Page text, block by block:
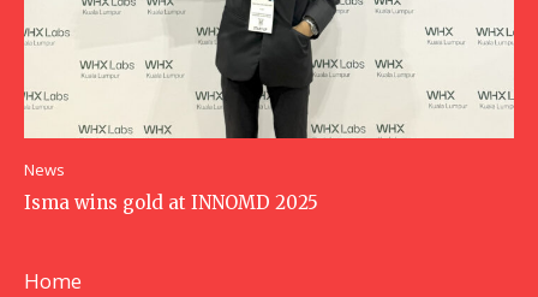
News
Isma wins gold at INNOMD 2025
Home